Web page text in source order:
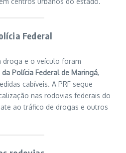
Federal
droga e o veículo foram
da Polícia Federal de Maringá,
cabíveis. A PRF segue
nas rodovias federais do
ao tráfico de drogas e outros